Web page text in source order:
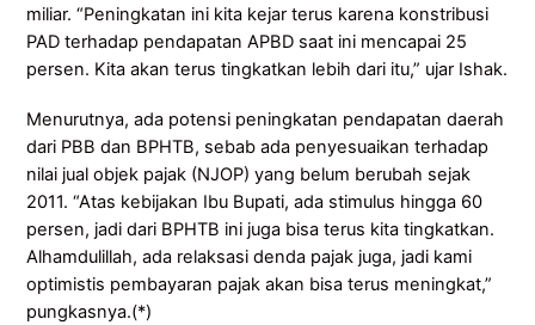
miliar. “Peningkatan ini kita kejar terus karena konstribusi
PAD terhadap pendapatan APBD saat ini mencapai 25
persen. Kita akan terus tingkatkan lebih dari itu,” ujar Ishak.
Menurutnya, ada potensi peningkatan pendapatan daerah
dari PBB dan BPHTB, sebab ada penyesuaikan terhadap
nilai jual objek pajak (NJOP) yang belum berubah sejak
2011. “Atas kebijakan Ibu Bupati, ada stimulus hingga 60
persen, jadi dari BPHTB ini juga bisa terus kita tingkatkan.
Alhamdulillah, ada relaksasi denda pajak juga, jadi kami
optimistis pembayaran pajak akan bisa terus meningkat,”
pungkasnya.(*)